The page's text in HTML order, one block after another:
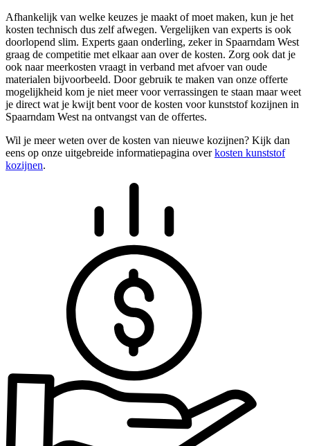
Afhankelijk van welke keuzes je maakt of moet maken, kun je het
kosten technisch dus zelf afwegen. Vergelijken van experts is ook
doorlopend slim. Experts gaan onderling, zeker in Spaarndam West
graag de competitie met elkaar aan over de kosten. Zorg ook dat je
ook naar meerkosten vraagt in verband met afvoer van oude
materialen bijvoorbeeld. Door gebruik te maken van onze offerte
mogelijkheid kom je niet meer voor verrassingen te staan maar weet
je direct wat je kwijt bent voor de kosten voor kunststof kozijnen in
Spaarndam West na ontvangst van de offertes.
Wil je meer weten over de kosten van nieuwe kozijnen? Kijk dan
eens op onze uitgebreide informatiepagina overkosten kunststof
kozijnen.